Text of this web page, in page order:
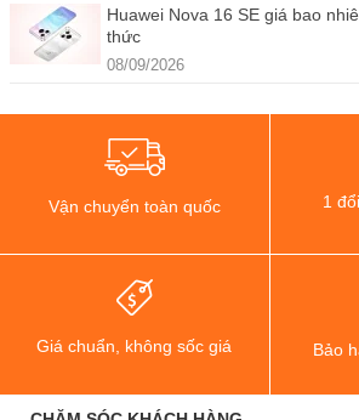
Huawei Nova 16 SE giá bao
thức
08/09/2026
Vận chuyển toàn quốc 1
Giá chuẩn, không sốc giá Bảo